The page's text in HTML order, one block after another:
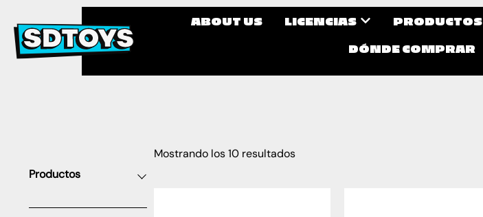
ABOUT US LICENCIAS PRODUCTOS
DÓNDE COMPRAR
Productos
Mostrando los 10 resultados